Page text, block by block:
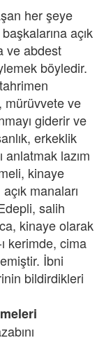
her şeye
açık
ve abdest
böyledir.
mürüvvete ve
giderir ve
erkeklik
anlatmak lazım
kinaye
manaları
salih
kinaye olarak
kerimde, cima
İbni
bildirdikleri